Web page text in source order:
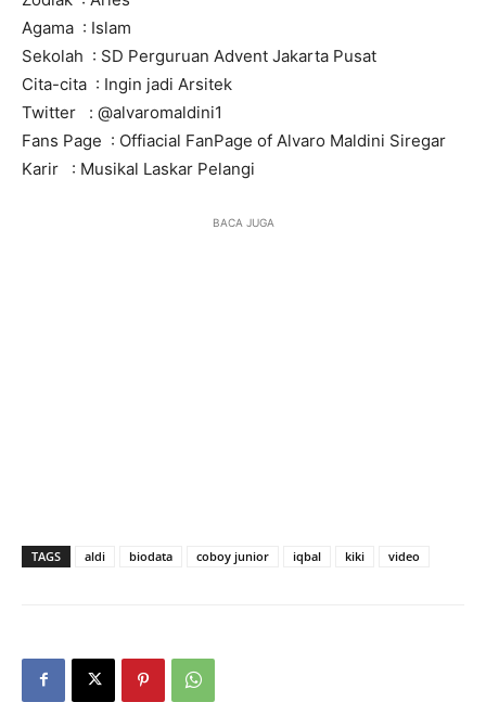
Agama : Islam
Sekolah : SD Perguruan Advent Jakarta Pusat
Cita-cita : Ingin jadi Arsitek
Twitter : @alvaromaldini1
Fans Page : Offiacial FanPage of Alvaro Maldini Siregar
Karir : Musikal Laskar Pelangi
BACA JUGA
TAGS aldi biodata coboy junior iqbal kiki video